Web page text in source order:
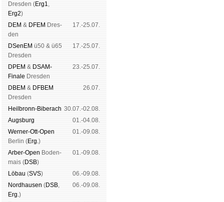
Dres­den (Erg1,
Erg2)
DEM & DFEM Dres­
den
17.-25.07.
DSenEM ü50 & ü65
Dres­den
17.-25.07.
DPEM & DSAM-
Finale Dres­den
23.-25.07.
DBEM & DFBEM
Dres­den
26.07.
Heil­bronn-Bi­ber­ach 30.07.-02.08.
Augs­burg
01.-04.08.
Werner-Ott-Open
Ber­lin (Erg.)
01.-09.08.
Arber-Open Boden­
mais (DSB)
01.-09.08.
Lö­bau (SVS)
06.-09.08.
Nord­hau­sen (DSB,
Erg.)
06.-09.08.